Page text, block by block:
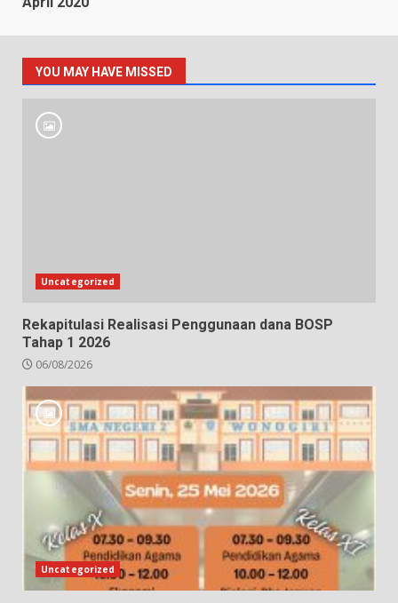
YOU MAY HAVE MISSED
Uncategorized
Rekapitulasi Realisasi Penggunaan dana BOSP
Tahap 1 2026
06/08/2026
Uncategorized